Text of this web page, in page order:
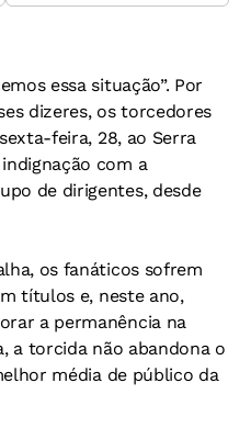
essa situação”. Por
dizeres, os torcedores
feira, 28, ao Serra
com a
de dirigentes, desde
os fanáticos sofrem
títulos e, neste ano,
a permanência na
a torcida não abandona o
média de público da